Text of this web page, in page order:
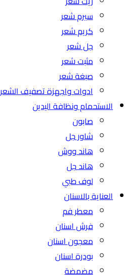
سيرم شعر
كريم شعر
جل شعر
مثبت شعر
صبغة شعر
ادوات واجهزة تصفيف الشعر
الاستحمام ونظافة اليدين
صابون
شاور جل
هاند ووش
هاند جل
لوف طبي
العناية بالاسنان
معطر فم
فرش اسنان
معجون اسنان
بودرة اسنان
مضمضة